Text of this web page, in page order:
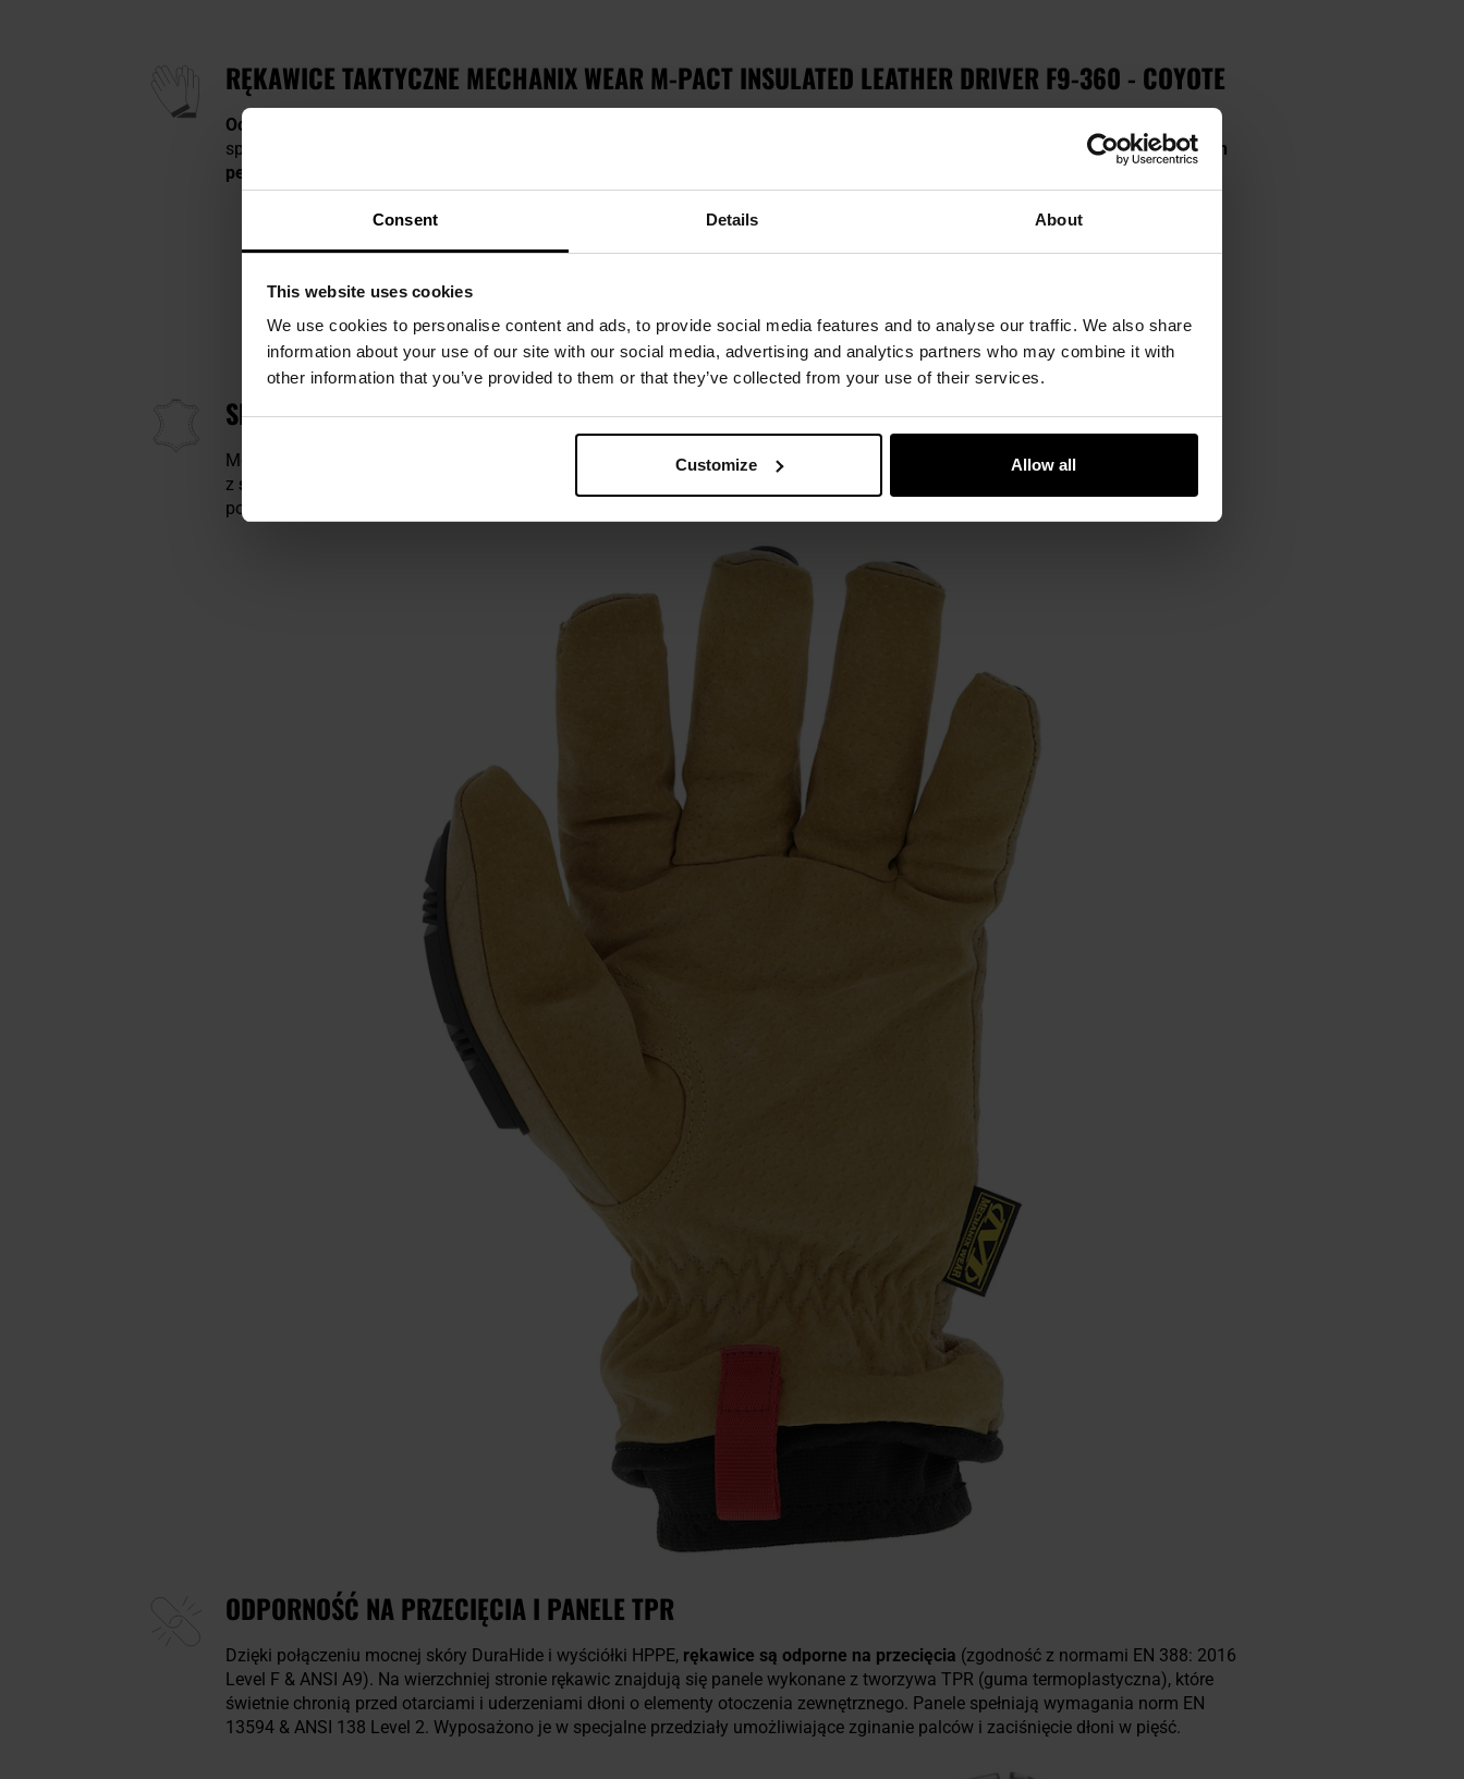
Consent Details About
This website uses cookies
We use cookies to personalise content and ads, to provide social media features and to analyse our traffic. We also share
information about your use of our site with our social media, advertising and analytics partners who may combine it with
other information that you’ve provided to them or that they’ve collected from your use of their services.
Customize Allow all
RĘKAWICE TAKTYCZNE MECHANIX WEAR M-PACT INSULATED LEATHER DRIVER F9-360 - COYOTE
Ocieplane
specjalnych. Świetny wybór dla osób, które szukają rękawic lekkich, wygodnych,
dobrze zabezpieczających dłoń i zapewniających
pewny chwyt.
SKÓRA DURAHIDE, OCIEPLINA PRIMALOFT GOLD, WYŚCIÓŁKA HPPE
Model wykonano ze skóry
cechującej się wysoką odpornością na ścieranie. Wypełnienie
z syntetycznej ociepliny PrimaLoft 100g Gold skutecznie ogrzewa
pogodowych. Wewnątrz znajduje się wyściółka
ODPORNOŚĆ NA PRZECIĘCIA I PANELE TPR
Dzięki połączeniu mocnej skóry DuraHide i wyściółki HPPE, rękawice są odporne na przecięcia (zgodność z normami EN 388: 2016
Level F & ANSI A9). Na wierzchniej stronie rękawic znajdują się panele wykonane z tworzywa TPR (guma termoplastyczna), które
świetnie chronią przed otarciami i uderzeniami dłoni o elementy otoczenia zewnętrznego. Panele spełniają wymagania norm EN
13594 & ANSI 138 Level 2. Wyposażono je w specjalne przedziały umożliwiające zginanie palców i zaciśnięcie dłoni w pięść.